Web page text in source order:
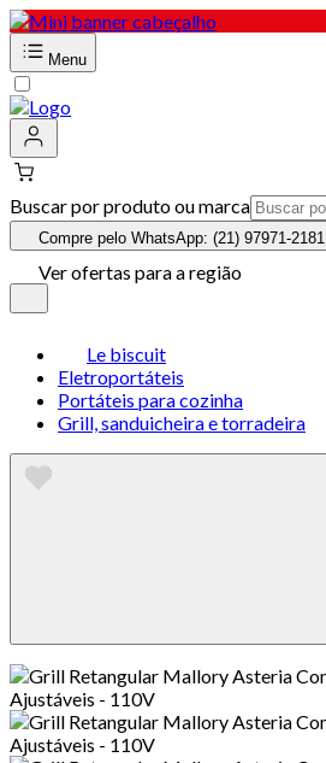
Menu
Buscar por produto ou marca
Compre pelo WhatsApp: (21) 97971-2181
Ver ofertas para a região
Le biscuit
Eletroportáteis
Portáteis para cozinha
Grill, sanduicheira e torradeira